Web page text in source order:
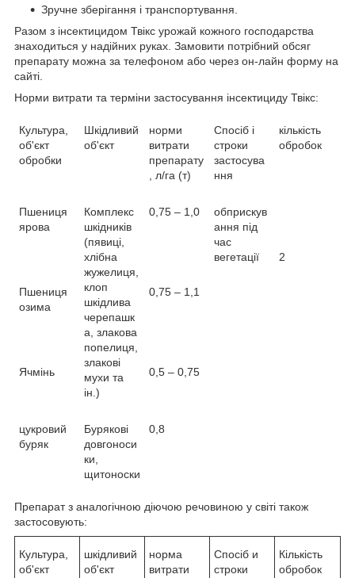
Зручне зберігання і транспортування.
Разом з інсектицидом Твікс урожай кожного господарства
знаходиться у надійних руках. Замовити потрібний обсяг
препарату можна за телефоном або через он-лайн форму на
сайті.
Норми витрати та терміни застосування інсектициду Твікс:
Культура,
об'єкт
обробки
Шкідливий
об'єкт
норми
витрати
препарату
, л/га (т)
Спосіб і
строки
застосува
ння
кількість
обробок
Пшениця
ярова
Комплекс
шкідників
(пявиці,
хлібна
жужелиця,
клоп
шкідлива
черепашк
а, злакова
попелиця,
злакові
мухи та
ін.)
0,75 – 1,0
обприскув
ання під
час
вегетації
2
Пшениця
озима
0,75 – 1,1
Ячмінь 0,5 – 0,75
цукровий
буряк
Бурякові
довгоноси
ки,
щитоноски
0,8
Препарат з аналогічною діючою речовиною у світі також
застосовують:
Культура,
об'єкт
шкідливий
об'єкт
норма
витрати
Спосіб и
строки
Кількість
обробок